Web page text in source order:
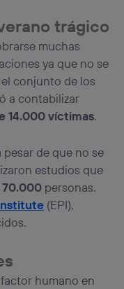
trágico
muchas
ya que no se
conjunto de los
a contabilizar
14.000 víctimas.
de que no se
estudios que
70.000 personas.
(EPI),
humano en
(p. ej., Wi-Fi),
en función de las
del hogar
será más
en la
esta página web o
Utiq
consulta